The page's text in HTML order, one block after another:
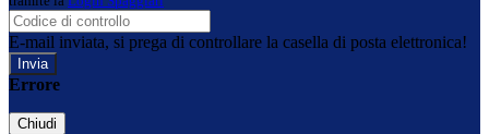
E-mail inviata, si prega di controllare la casella di posta elettronica!
Errore
Chiudi